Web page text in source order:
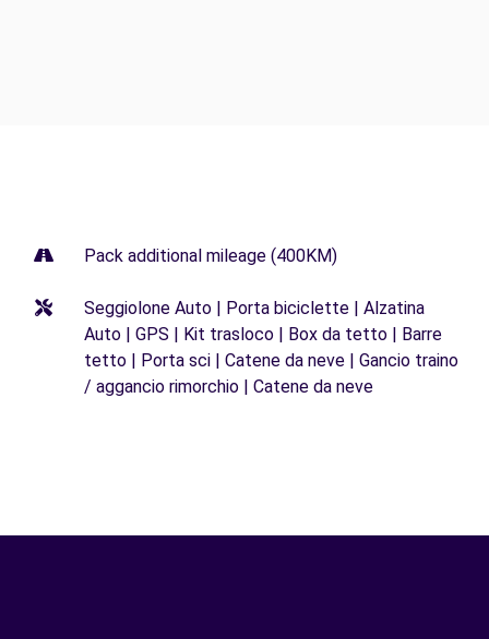
Pack additional mileage (400KM)
Seggiolone Auto | Porta biciclette | Alzatina
Auto | GPS | Kit trasloco | Box da tetto | Barre
tetto | Porta sci | Catene da neve | Gancio traino
/ aggancio rimorchio | Catene da neve